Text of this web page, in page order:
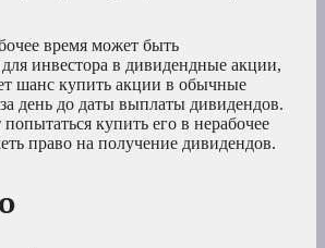
время может быть
инвестора в дивидендные акции,
шанс купить акции в обычные
день до даты выплаты дивидендов.
купить его в нерабочее
право на получение дивидендов.